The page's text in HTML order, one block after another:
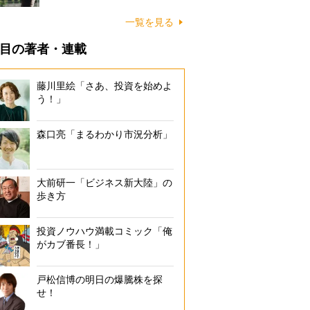
一覧を見る
の著者・連載
藤川里絵「さあ、投資を始めよ
う！」
森口亮「まるわかり市況分析」
大前研一「ビジネス新大陸」の
歩き方
投資ノウハウ満載コミック「俺
がカブ番長！」
戸松信博の明日の爆騰株を探
せ！